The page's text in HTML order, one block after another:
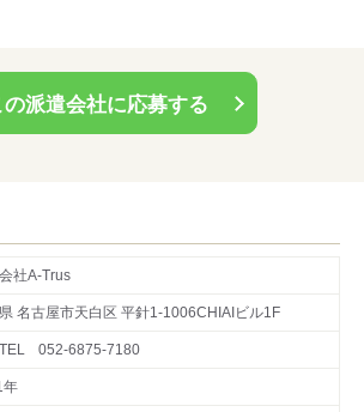
の派遣会社に応募する
社A-Trus
名古屋市天白区 平針1-1006CHIAIビル1F
052-6875-7180
年